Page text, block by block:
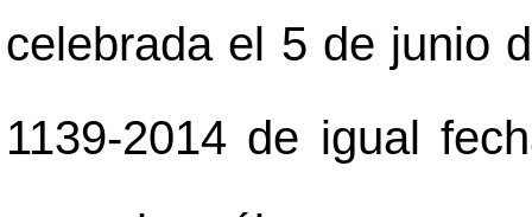
celebrada el 5 de junio
1139-2014 de igual